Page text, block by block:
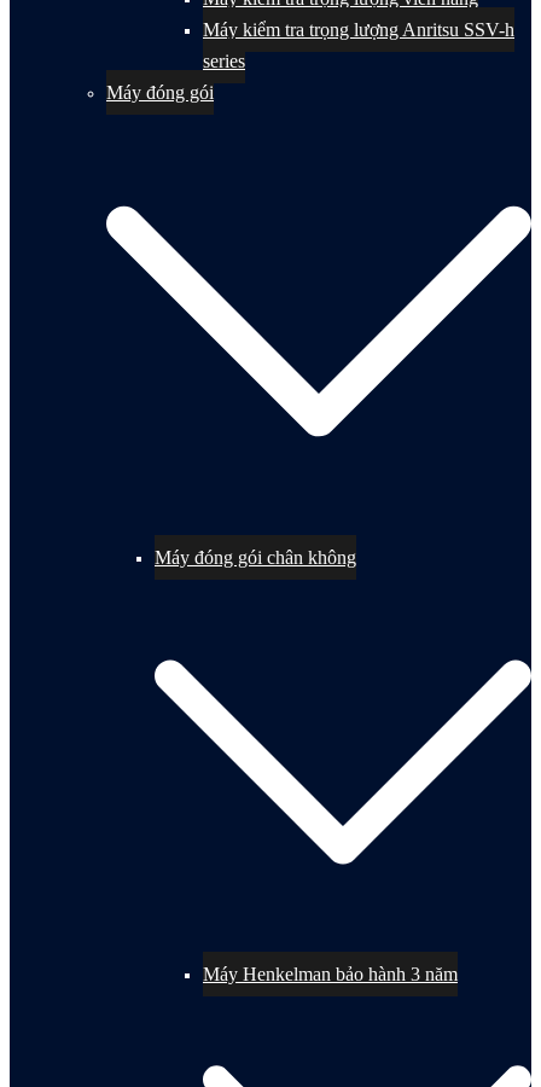
Máy kiểm tra trọng lượng Anritsu SSV-h
series
Máy đóng gói
Máy đóng gói chân không
Máy Henkelman bảo hành 3 năm